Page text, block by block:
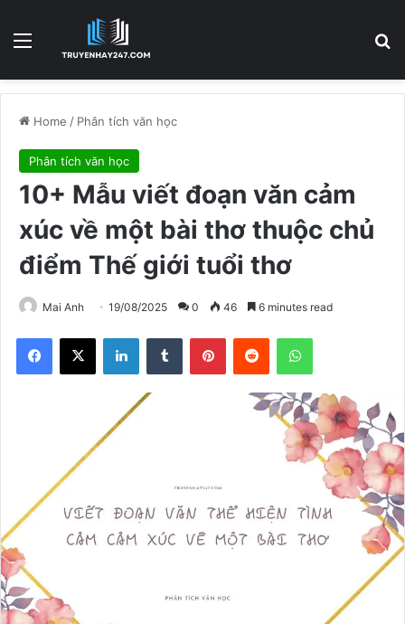
Home / Phân tích văn học
Phân tích văn học
10+ Mẫu viết đoạn văn cảm
xúc về một bài thơ thuộc chủ
điểm Thế giới tuổi thơ
Mai Anh 19/08/2025 0 46 6 minutes read